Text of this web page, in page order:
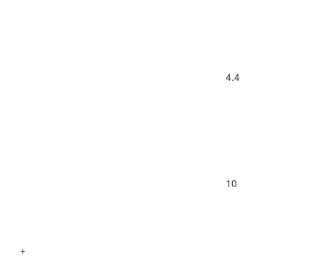
4.4
10
+